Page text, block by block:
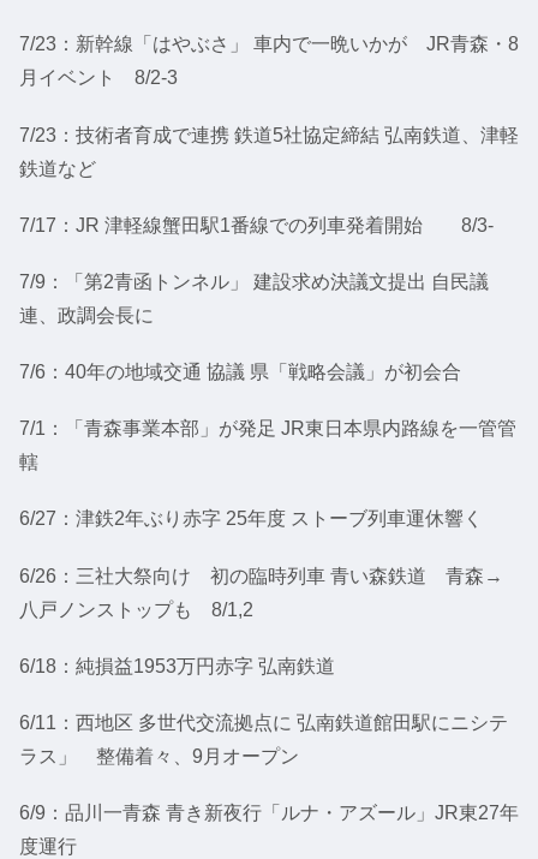
7/23：新幹線「はやぶさ」 車内で一晩いかが JR青森・8
月イベント 8/2-3
7/23：技術者育成で連携 鉄道5社協定締結 弘南鉄道、津軽
鉄道など
7/17：JR 津軽線蟹田駅1番線での列車発着開始 8/3-
7/9：「第2青函トンネル」 建設求め決議文提出 自民議
連、政調会長に
7/6：40年の地域交通 協議 県「戦略会議」が初会合
7/1：「青森事業本部」が発足 JR東日本県内路線を一管管
轄
6/27：津鉄2年ぶり赤字 25年度 ストーブ列車運休響く
6/26：三社大祭向け 初の臨時列車 青い森鉄道 青森→
八戸ノンストップも 8/1,2
6/18： 純損益1953万円赤字 弘南鉄道
6/11：西地区 多世代交流拠点に 弘南鉄道館田駅にニシテ
ラス」 整備着々、9月オープン
6/9：品川一青森 青き新夜行「ルナ・アズール」JR東27年
度運行